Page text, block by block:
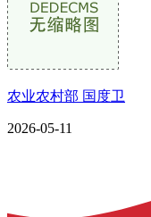
农业农村部 国度卫
2026-05-11